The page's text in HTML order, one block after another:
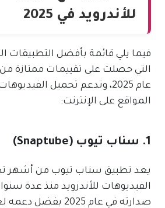
للأندرويد في 2025
فيما يلي قائمة بأفضل التطبيقات
التي حصلت على تقييمات ممتازة
عام 2025، وتدعم تحميل
المواقع على الإنترنت:
1. سناب تيوب (Snaptube)
يعد تطبيق سناب تيوب من أشهر
الفيديوهات للأندرويد منذ عدة
صدارته في عام 2025